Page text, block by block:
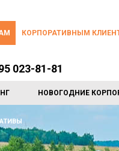
КОРПОРАТИВНЫМ
НОВОГОДНИЕ
023-81-81